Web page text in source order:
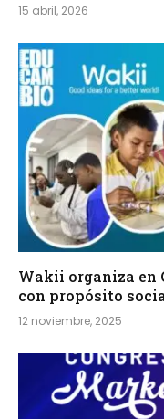
15 abril, 2026
Wakii organiza en
con propósito
12 noviembre, 2025